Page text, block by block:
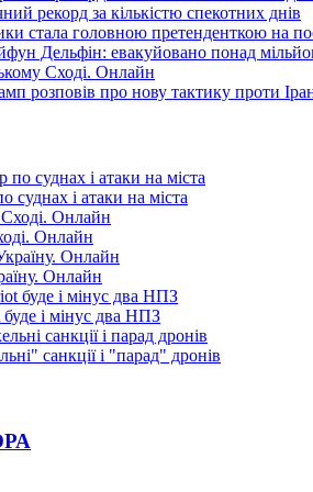
рекорд за кількістю спекотних днів
стала головною претенденткою на
Дельфін: евакуйовано понад
Сході. Онлайн
розповів про нову тактику проти
суднах і атаки на міста
Онлайн
Онлайн
і мінус два НПЗ
санкції і "парад" дронів